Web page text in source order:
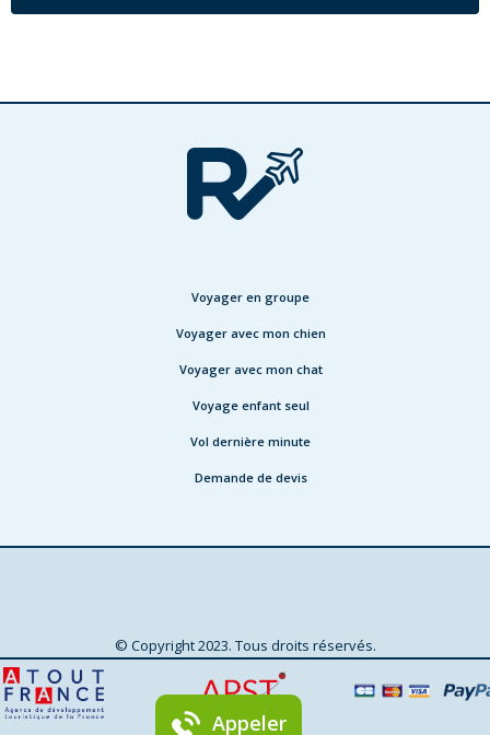
Appeler
Voyager en groupe
Voyager avec mon chien
Voyager avec mon chat
Voyage enfant seul
Vol dernière minute
Demande de devis
© Copyright 2023. Tous droits réservés.
Agence de voyage à Lille
Qui sommes-nous ?
Contactez-nous
Mentions légales & CGU
Conditions générales de vente